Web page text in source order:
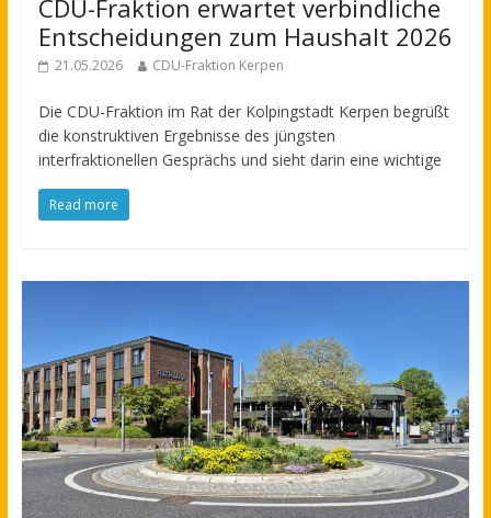
CDU-Fraktion erwartet verbindliche
Entscheidungen zum Haushalt 2026
21.05.2026 CDU-Fraktion Kerpen
Die CDU-Fraktion im Rat der Kolpingstadt Kerpen begrüßt
die konstruktiven Ergebnisse des jüngsten
interfraktionellen Gesprächs und sieht darin eine wichtige
Read more